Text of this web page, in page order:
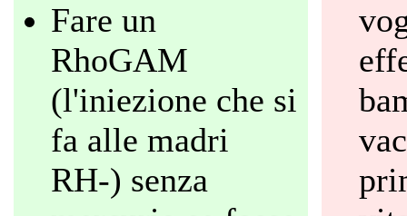
Fare un
RhoGAM
(l'iniezione che si
fa alle madri
RH-) senza